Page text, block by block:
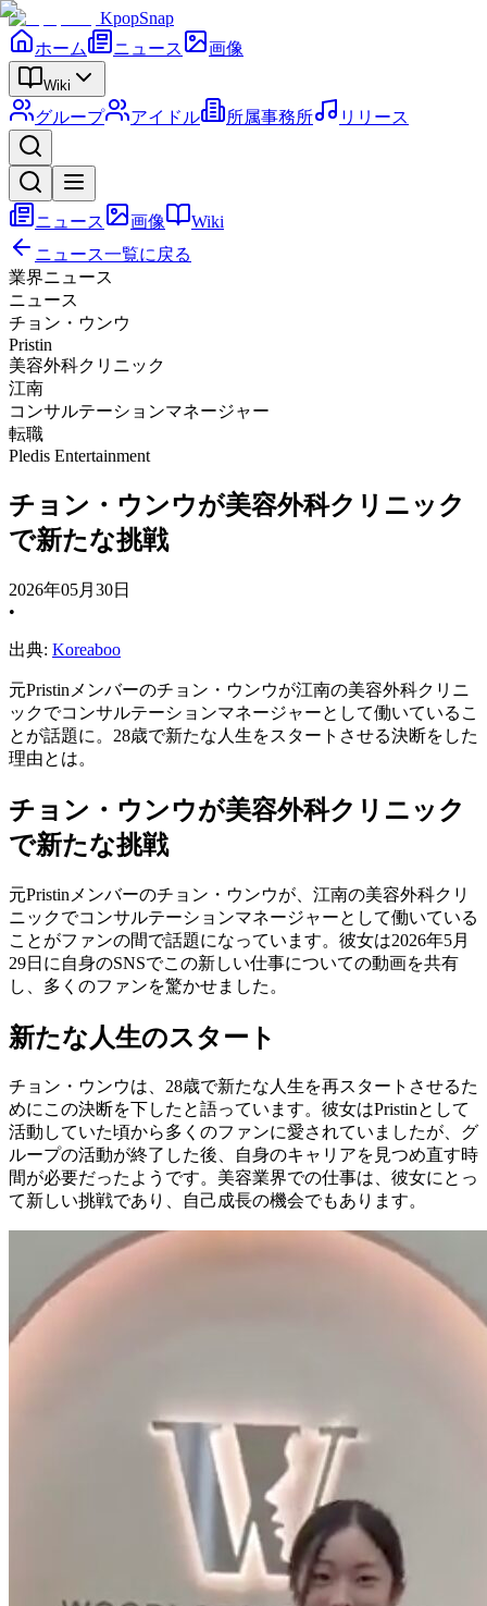
KpopSnap
ホーム
ニュース 画像
Wiki
グループ アイドル 所属事務所 リリース
ニュース 画像
Wiki
ニュース一覧に戻る
業界ニュース
ニュース
チョン・ウンウ
Pristin
美容外科クリニック
江南
コンサルテーションマネージャー
転職
Pledis Entertainment
チョン・ウンウが美容外科クリニック
で新たな挑戦
2026年05月30日
•
出典: Koreaboo
元Pristinメンバーのチョン・ウンウが江南の美容外科クリニ
ックでコンサルテーションマネージャーとして働いているこ
とが話題に。28歳で新たな人生をスタートさせる決断をした
理由とは。
チョン・ウンウが美容外科クリニック
で新たな挑戦
元Pristinメンバーのチョン・ウンウが、江南の美容外科クリ
ニックでコンサルテーションマネージャーとして働いている
ことがファンの間で話題になっています。彼女は2026年5月
29日に自身のSNSでこの新しい仕事についての動画を共有
し、多くのファンを驚かせました。
新たな人生のスタート
チョン・ウンウは、28歳で新たな人生を再スタートさせるた
めにこの決断を下したと語っています。彼女はPristinとして
活動していた頃から多くのファンに愛されていましたが、グ
ループの活動が終了した後、自身のキャリアを見つめ直す時
間が必要だったようです。美容業界での仕事は、彼女にとっ
て新しい挑戦であり、自己成長の機会でもあります。